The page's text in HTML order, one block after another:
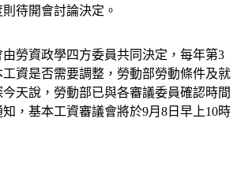
待開會討論決定。
勞資政學四方委員共同決定，每年第3
資是否需要調整，勞動部勞動條件及就
天說，勞動部已與各審議委員確認時間
，基本工資審議會將於9月8日早上10時